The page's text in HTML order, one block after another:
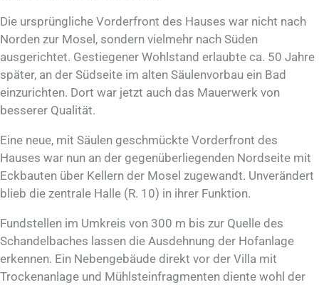
Die ursprüngliche Vorderfront des Hauses war nicht nach
Norden zur Mosel, sondern vielmehr nach Süden
ausgerichtet. Gestiegener Wohlstand erlaubte ca. 50 Jahre
später, an der Südseite im alten Säulenvorbau ein Bad
einzurichten. Dort war jetzt auch das Mauerwerk von
besserer Qualität.
Eine neue, mit Säulen geschmückte Vorderfront des
Hauses war nun an der gegenüberliegenden Nordseite mit
Eckbauten über Kellern der Mosel zugewandt. Unverändert
blieb die zentrale Halle (R. 10) in ihrer Funktion.
Fundstellen im Umkreis von 300 m bis zur Quelle des
Schandelbaches lassen die Ausdehnung der Hofanlage
erkennen. Ein Nebengebäude direkt vor der Villa mit
Trockenanlage und Mühlsteinfragmenten diente wohl der